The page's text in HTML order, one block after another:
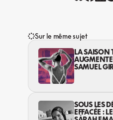
Sur le même sujet
LA SAISON
VIOLENCES
SAMUEL
SOUS LES
EFFACÉE :